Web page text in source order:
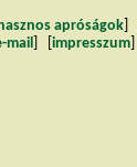
hasznos apróságok
mail impresszum]